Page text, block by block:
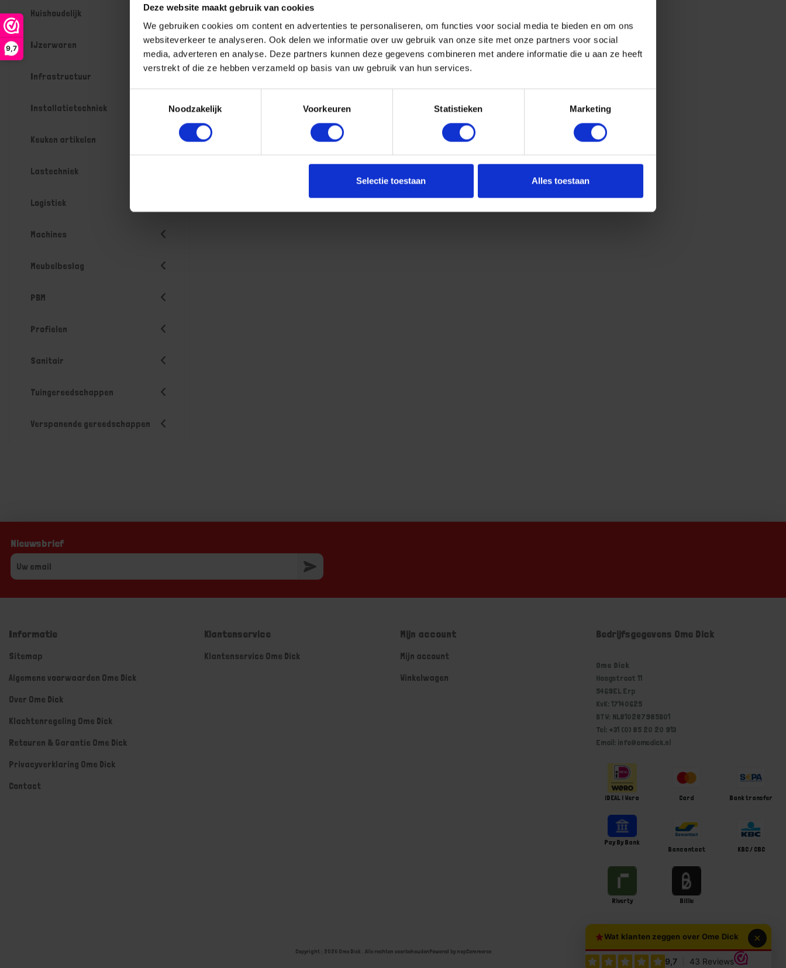
9,7
Deze website maakt gebruik van cookies
We gebruiken cookies om content en advertenties te personaliseren, om functies voor social media te bieden en om ons
websiteverkeer te analyseren. Ook delen we informatie over uw gebruik van onze site met onze partners voor social
media, adverteren en analyse. Deze partners kunnen deze gegevens combineren met andere informatie die u aan ze heeft
verstrekt of die ze hebben verzameld op basis van uw gebruik van hun services.
Noodzakelijk
Voorkeuren Statistieken Marketing
Selectie toestaan Alles toestaan
Huishoudelijk
IJzerwaren
Infrastructuur
Installatietechniek
Keuken artikelen
Lastechniek
Logistiek
Machines
Meubelbeslag
PBM
Profielen
Sanitair
Tuingereedschappen
Verspanende gereedschappen
Nieuwsbrief
Informatie
Sitemap
Algemene voorwaarden Ome Dick
Over Ome Dick
Klachtenregeling Ome Dick
Retouren & Garantie Ome Dick
Privacyverklaring Ome Dick
Contact
Klantenservice
Klantenservice Ome Dick
Mijn account
Mijn account
Winkelwagen
Bedrijfsgegevens Ome Dick
Ome Dick
Hoogstraat 11
5469EL Erp
KvK: 17140625
BTW: NL810287985B01
Tel: +31 (0) 85 20 20 913
Email: info@omedick.nl
iDEAL | Wero Card Bank transfer
Pay By Bank
Bancontact
KBC / CBC
Riverty Billie
Copyright ; 2026 Ome Dick . Alle rechten voorbehoudenPowered by nopCommerce
Wat klanten zeggen over Ome Dick